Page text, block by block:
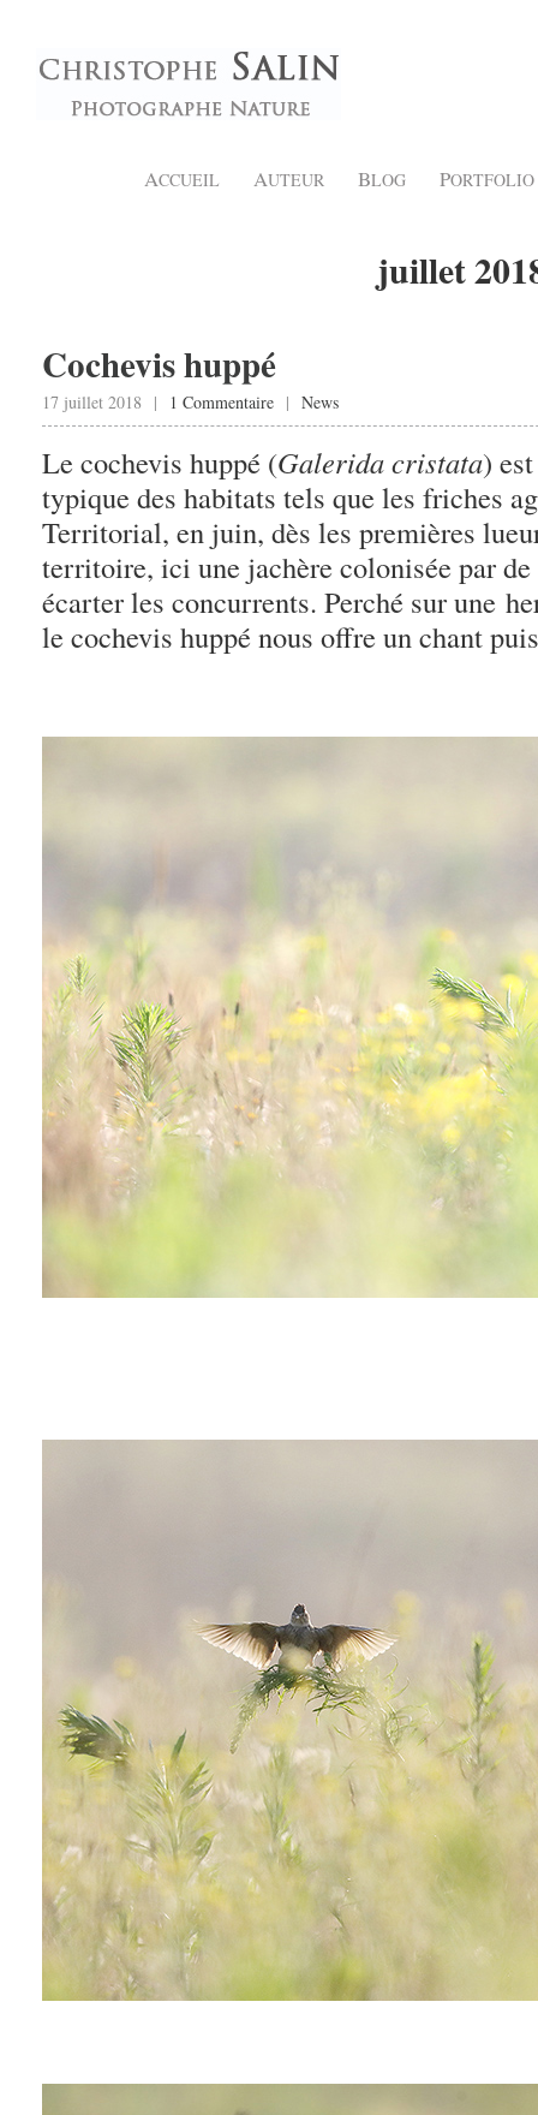
ACCUEIL AUTEUR BLOG PORTFOLIO
juillet
Cochevis huppé
17 juillet 2018 | 1 Commentaire | News
Le cochevis huppé (Galerida cristata)
typique des habitats tels que les friches
Territorial, en juin, dès les premières
territoire, ici une jachère colonisée par de
écarter les concurrents. Perché sur une
le cochevis huppé nous offre un chant